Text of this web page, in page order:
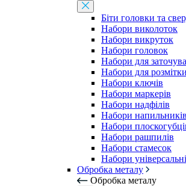
Біти головки та
Набори виколоток
Набори викруток
Набори головок
Набори для
Набори для розмітки
Набори ключів
Набори маркерів
Набори надфілів
Набори напильників
Набори
Набори рашпилів
Набори стамесок
Набори універсальні
Обробка металу
Обробка металу